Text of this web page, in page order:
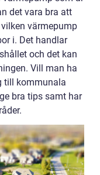
det vara bra att
värmepump
i. Det handlar
och det kan
Vill man ha
till kommunala
bra tips samt har